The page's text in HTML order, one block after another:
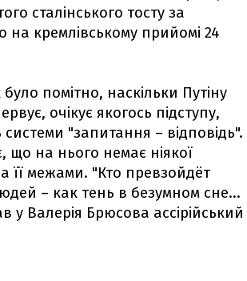
сталінського тосту за
на кремлівському прийомі 24
помітно, наскільки Путіну
очікує якогось підступу,
"запитання – відповідь".
що на нього немає ніякої
її межами. "Кто превзойдёт
– как тень в безумном сне...
Валерія Брюсова ассірійський